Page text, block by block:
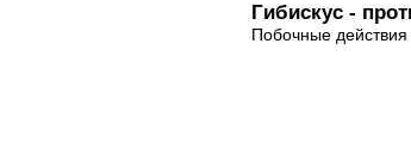
Гибискус -
Побочные действия